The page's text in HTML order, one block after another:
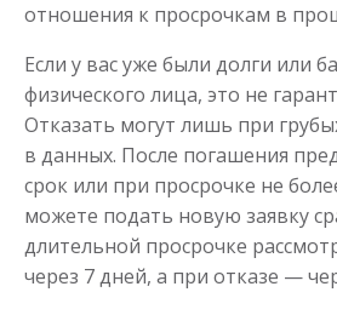
отношения к просрочкам в
Если у вас уже были долги или
физического лица, это не
Отказать могут лишь при
в данных. После погашения
срок или при просрочке не
можете подать новую заявку
длительной просрочке
через 7 дней, а при отказе —